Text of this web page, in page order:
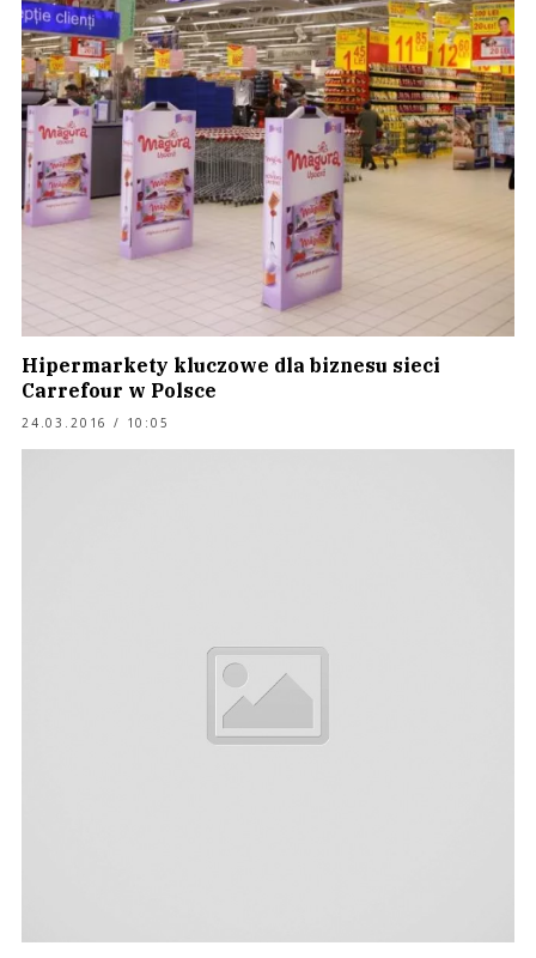
Hipermarkety kluczowe dla biznesu sieci
Carrefour w Polsce
24.03.2016 / 10:05